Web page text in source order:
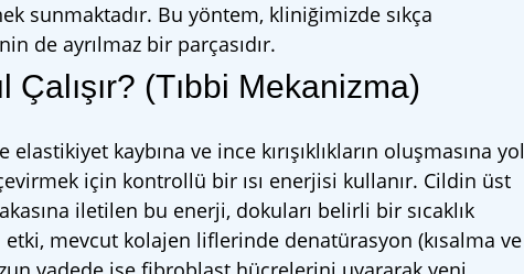
sunmaktadır. Bu yöntem, kliniğimizde sıkça
de ayrılmaz bir parçasıdır.
(Tıbbi Mekanizma)
kaybına ve ince kırışıklıkların oluşmasına yol
için kontrollü bir ısı enerjisi kullanır. Cildin üst
iletilen bu enerji, dokuları belirli bir sıcaklık
mevcut kolajen liflerinde denatürasyon (kısalma ve